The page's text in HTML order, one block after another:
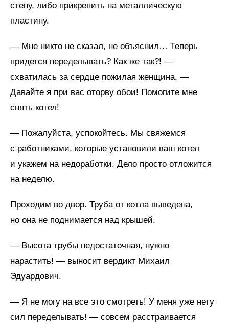
стену, либо прикрепить на металлическую
пластину.
— Мне никто не сказал, не объяснил… Теперь
придется переделывать? Как же так?! —
схватилась за сердце пожилая женщина. —
Давайте я при вас оторву обои! Помогите мне
снять котел!
— Пожалуйста, успокойтесь. Мы свяжемся
с работниками, которые установили ваш котел
и укажем на недоработки. Дело просто отложится
на неделю.
Проходим во двор. Труба от котла выведена,
но она не поднимается над крышей.
— Высота трубы недостаточная, нужно
нарастить! — выносит вердикт Михаил
Эдуардович.
— Я не могу на все это смотреть! У меня уже нету
сил переделывать! — совсем расстраивается